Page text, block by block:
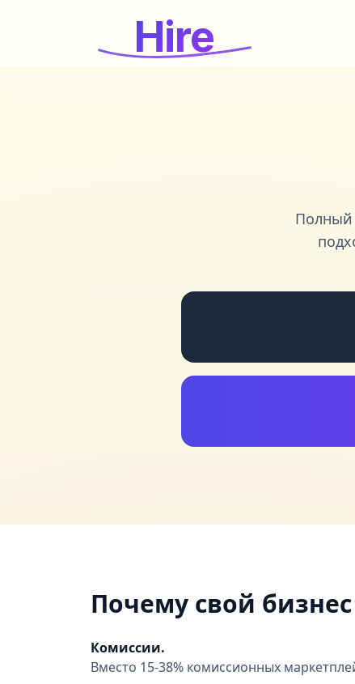
Hire
Полный
Почему свой
Комиссии.
Вместо 15-38% комиссионных